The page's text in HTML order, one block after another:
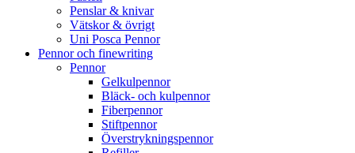
Penslar & knivar
Vätskor & övrigt
Uni Posca Pennor
Pennor och finewriting
Pennor
Gelkulpennor
Bläck- och kulpennor
Fiberpennor
Stiftpennor
Överstrykningspennor